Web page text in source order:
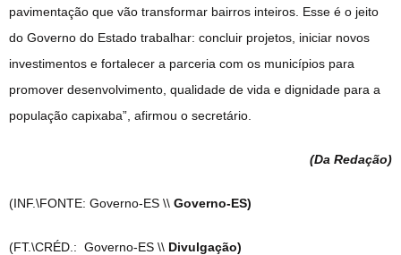
pavimentação que vão transformar bairros inteiros. Esse é o jeito
do Governo do Estado trabalhar: concluir projetos, iniciar novos
investimentos e fortalecer a parceria com os municípios para
promover desenvolvimento, qualidade de vida e dignidade para a
população capixaba”, afirmou o secretário.
(Da Redação)
(INF.\FONTE: Governo-ES \\ Governo-ES)
(FT.\CRÉD.: Governo-ES \\ Divulgação)